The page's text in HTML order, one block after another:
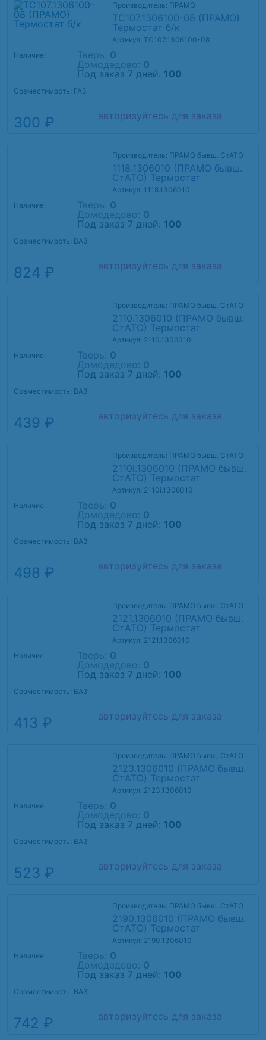
Производитель: ПРАМО
ТС107.1306100-08 (ПРАМО)
Термостат б/к
Артикул: ТС107.1306100-08
Наличие:
Тверь: 0
Домодедово: 0
Под заказ 7 дней: 100
Совместимость: ГАЗ
300 ₽ авторизуйтесь для заказа
Производитель: ПРАМО бывш. СтАТО
1118.1306010 (ПРАМО бывш.
СтАТО) Термостат
Артикул: 1118.1306010
Наличие:
Тверь: 0
Домодедово: 0
Под заказ 7 дней: 100
Совместимость: ВАЗ
824 ₽ авторизуйтесь для заказа
Производитель: ПРАМО бывш. СтАТО
2110.1306010 (ПРАМО бывш.
СтАТО) Термостат
Артикул: 2110.1306010
Наличие:
Тверь: 0
Домодедово: 0
Под заказ 7 дней: 100
Совместимость: ВАЗ
439 ₽ авторизуйтесь для заказа
Производитель: ПРАМО бывш. СтАТО
2110i.1306010 (ПРАМО бывш.
СтАТО) Термостат
Артикул: 2110i.1306010
Наличие:
Тверь: 0
Домодедово: 0
Под заказ 7 дней: 100
Совместимость: ВАЗ
498 ₽ авторизуйтесь для заказа
Производитель: ПРАМО бывш. СтАТО
2121.1306010 (ПРАМО бывш.
СтАТО) Термостат
Артикул: 2121.1306010
Наличие:
Тверь: 0
Домодедово: 0
Под заказ 7 дней: 100
Совместимость: ВАЗ
413 ₽ авторизуйтесь для заказа
Производитель: ПРАМО бывш. СтАТО
2123.1306010 (ПРАМО бывш.
СтАТО) Термостат
Артикул: 2123.1306010
Наличие:
Тверь: 0
Домодедово: 0
Под заказ 7 дней: 100
Совместимость: ВАЗ
523 ₽ авторизуйтесь для заказа
Производитель: ПРАМО бывш. СтАТО
2190.1306010 (ПРАМО бывш.
СтАТО) Термостат
Артикул: 2190.1306010
Наличие:
Тверь: 0
Домодедово: 0
Под заказ 7 дней: 100
Совместимость: ВАЗ
742 ₽ авторизуйтесь для заказа